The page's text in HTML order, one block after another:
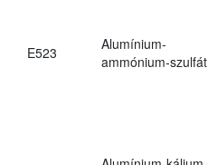
E523
Alumínium-
ammónium-szulfát